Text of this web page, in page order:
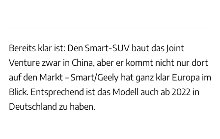
Bereits klar ist: Den Smart-SUV baut das Joint
Venture zwar in China, aber er kommt nicht nur dort
auf den Markt – Smart/Geely hat ganz klar Europa im
Blick. Entsprechend ist das Modell auch ab 2022 in
Deutschland zu haben.